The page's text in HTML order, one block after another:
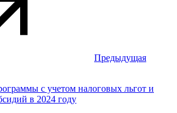
Предыдущая
с учетом налоговых льгот и
в 2024 году